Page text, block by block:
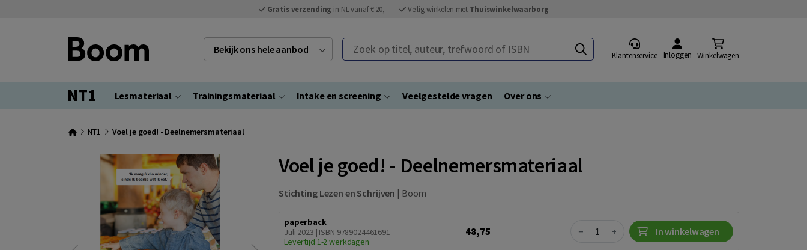
Gratis verzending in NL vanaf € 20,- Veilig winkelen met Thuiswinkelwaarborg
Bekijk ons hele aanbod Zoek op titel, auteur, trefwoord of ISBN
Klantenservice Inloggen Winkelwagen
NT1 Lesmateriaal Trainingsmateriaal Intake en screening Veelgestelde vragen Over ons
NT1 Voel je goed! - Deelnemersmateriaal
Voel je goed! - Deelnemersmateriaal
Stichting Lezen en Schrijven | Boom
paperback
Juli 2023 | ISBN 9789024461691
Levertijd 1-2 werkdagen
48,75 Quantity
− + In winkelwagen